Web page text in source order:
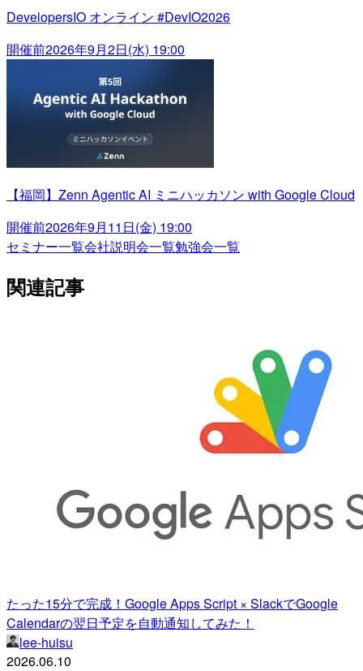
DevelopersIO オンライン #DevIO2026
開催前2026年9月2日(水) 19:00
【福岡】Zenn Agentic AI ミニハッカソン with Google Cloud
開催前2026年9月11日(金) 19:00
セミナー一覧会社説明会一覧勉強会一覧
関連記事
たった15分で完成！Google Apps Script × SlackでGoogle
Calendarの翌日予定を自動通知してみた！
lee-huisu
2026.06.10